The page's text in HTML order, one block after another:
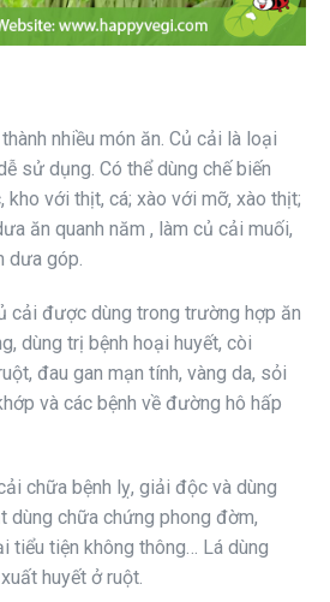
nhiều món ăn. Củ cải là loại
sử dụng. Có thể dùng chế biến
kho với thịt, cá; xào với mỡ, xào thịt;
ăn quanh năm , làm củ cải muối,
dưa góp.
cải được dùng trong trường hợp ăn
dùng trị bệnh hoại huyết, còi
đau gan mạn tính, vàng da, sỏi
và các bệnh về đường hô hấp
chữa bệnh lỵ, giải độc và dùng
dùng chữa chứng phong đờm,
tiểu tiện không thông… Lá dùng
huyết ở ruột.